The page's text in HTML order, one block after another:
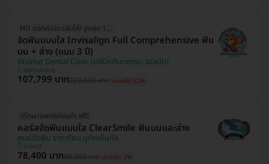
HD ออกค่าประเมินให้! สูงสุด 1500 บ.
จัดฟันแบบใส Invisalign Full Comprehensive ฟัน
บน + ล่าง (แบบ 3 ปี)
Walnut Dental Clinic (คลินิกทันตกรรม วอลนัท)
สมุทรปราการ
107,799 บาท223,000 บาท ประหยัด 52%
ปรึกษาแพทย์ก่อนทำ ฟรี!
คอร์สจัดฟันแบบใส ClearSmile ฟันบนและล่าง
ศูนย์จัดฟัน รากเทียม บูทีคเด็นทัล
บางกะปิ
78,400 บาท80,000 บาท ประหยัด 2%